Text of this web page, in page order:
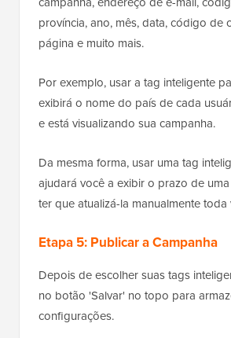
província, ano, mês, data, código de
página e muito mais.
Por exemplo, usar a tag inteligente
exibirá o nome do país de cada
e está visualizando sua campanha.
Da mesma forma, usar uma tag
ajudará você a exibir o prazo de
ter que atualizá-la manualmente toda
Etapa 5: Publicar a Campanha
Depois de escolher suas tags
no botão 'Salvar' no topo para
configurações.